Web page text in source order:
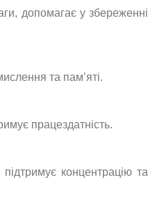
допомагає у збереженні
та пам’яті.
працездатність.
концентрацію та